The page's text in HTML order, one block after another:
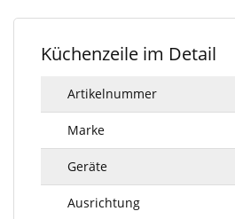
Küchenzeile im Detail
Artikelnummer
Marke
Geräte
Ausrichtung